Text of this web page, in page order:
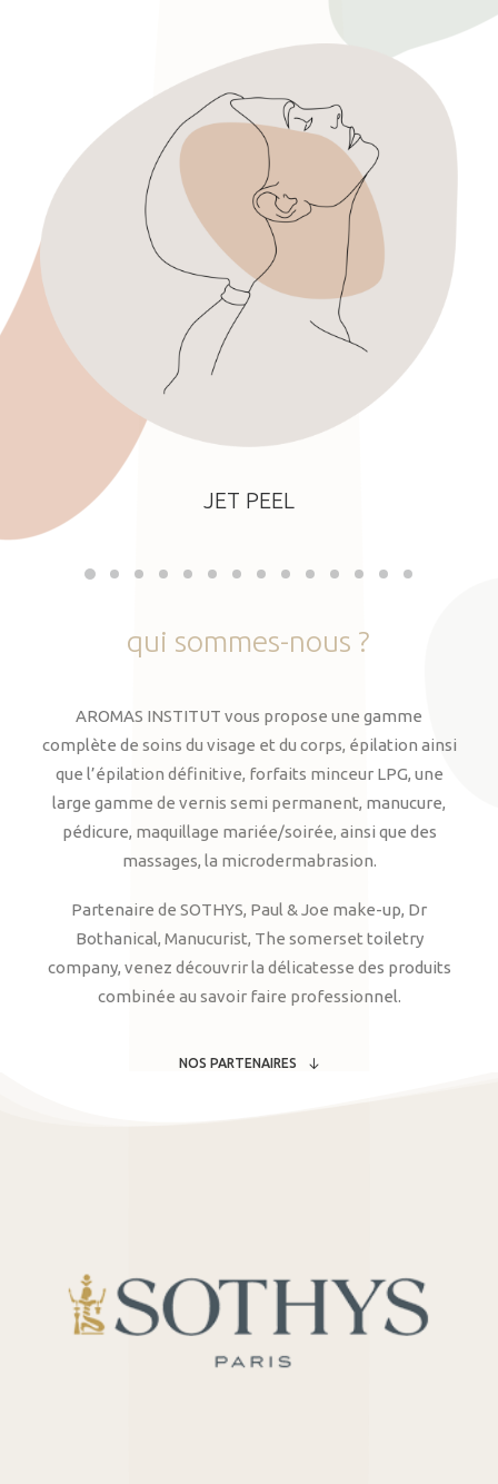
JET PEEL
qui sommes-nous ?
AROMAS INSTITUT vous propose une gamme
complète de soins du visage et du corps, épilation ainsi
que l’épilation définitive, forfaits minceur LPG, une
large gamme de vernis semi permanent, manucure,
pédicure, maquillage mariée/soirée, ainsi que des
massages, la microdermabrasion.
Partenaire de SOTHYS, Paul & Joe make-up, Dr
Bothanical, Manucurist, The somerset toiletry
company, venez découvrir la délicatesse des produits
combinée au savoir faire professionnel.
NOS PARTENAIRES